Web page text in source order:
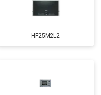
HF25M2L2